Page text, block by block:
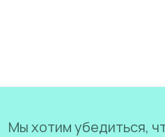
Мы хотим убедиться,